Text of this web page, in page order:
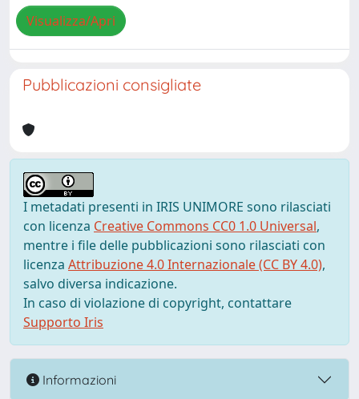
Visualizza/Apri
Pubblicazioni consigliate
I metadati presenti in IRIS UNIMORE sono rilasciati
con licenza Creative Commons CC0 1.0 Universal,
mentre i file delle pubblicazioni sono rilasciati con
licenza Attribuzione 4.0 Internazionale (CC BY 4.0),
salvo diversa indicazione.
In caso di violazione di copyright, contattare
Supporto Iris
Informazioni